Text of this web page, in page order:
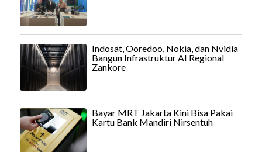
Indosat, Ooredoo, Nokia, dan Nvidia
Bangun Infrastruktur AI Regional
Zankore
Bayar MRT Jakarta Kini Bisa Pakai
Kartu Bank Mandiri Nirsentuh